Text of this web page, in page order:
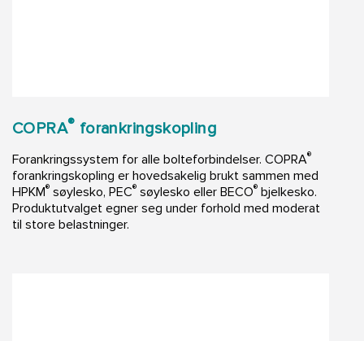
COPRA® forankringskopling
Forankringssystem for alle bolteforbindelser. COPRA®
forankringskopling er hovedsakelig brukt sammen med
HPKM® søylesko, PEC® søylesko eller BECO® bjelkesko.
Produktutvalget egner seg under forhold med moderat
til store belastninger.